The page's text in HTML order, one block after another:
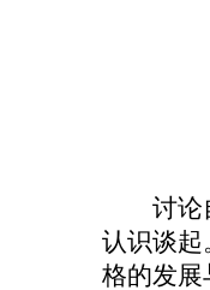
讨论自
认识谈起
格的发展